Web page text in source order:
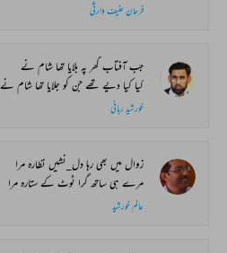
فرحان حنیف وارثی
جب آفتاب گھر پہ بلایا تھا شام نے
کیا کیا دیے تھے جن کو جلایا تھا شام نے
خورشید ربانی
زوال میں بھی رہا دل_نشیں نظارہ مرا
مرے ہی ساتھ گرا ٹوٹ کے ستارہ مرا
عالم خورشید